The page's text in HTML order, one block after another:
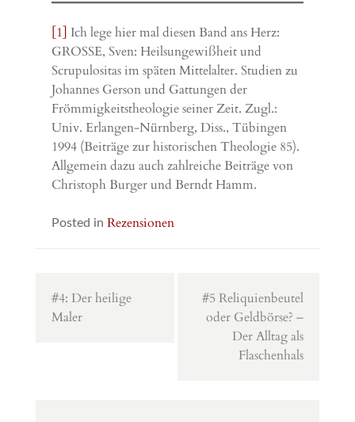
[1] Ich lege hier mal diesen Band ans Herz:
GROSSE, Sven: Heilsungewißheit und
Scrupulositas im späten Mittelalter. Studien zu
Johannes Gerson und Gattungen der
Frömmigkeitstheologie seiner Zeit. Zugl.:
Univ. Erlangen-Nürnberg, Diss., Tübingen
1994 (Beiträge zur historischen Theologie 85).
Allgemein dazu auch zahlreiche Beiträge von
Christoph Burger und Berndt Hamm.
Posted in Rezensionen
Beitragsnavigation
#4: Der heilige
Maler
#5 Reliquienbeutel
oder Geldbörse? –
Der Alltag als
Flaschenhals